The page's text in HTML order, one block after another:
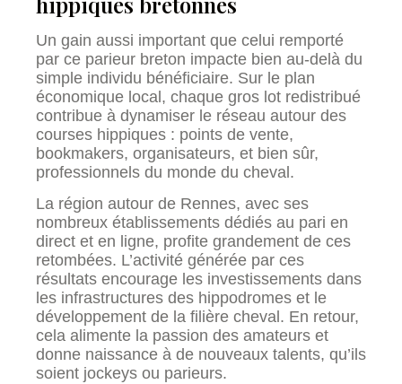
Un gain aussi important que celui remporté
par ce parieur breton impacte bien au-delà du
simple individu bénéficiaire. Sur le plan
économique local, chaque gros lot redistribué
contribue à dynamiser le réseau autour des
courses hippiques : points de vente,
bookmakers, organisateurs, et bien sûr,
professionnels du monde du cheval.
La région autour de Rennes, avec ses
nombreux établissements dédiés au pari en
direct et en ligne, profite grandement de ces
retombées. L’activité générée par ces
résultats encourage les investissements dans
les infrastructures des hippodromes et le
développement de la filière cheval. En retour,
cela alimente la passion des amateurs et
donne naissance à de nouveaux talents, qu’ils
soient jockeys ou parieurs.